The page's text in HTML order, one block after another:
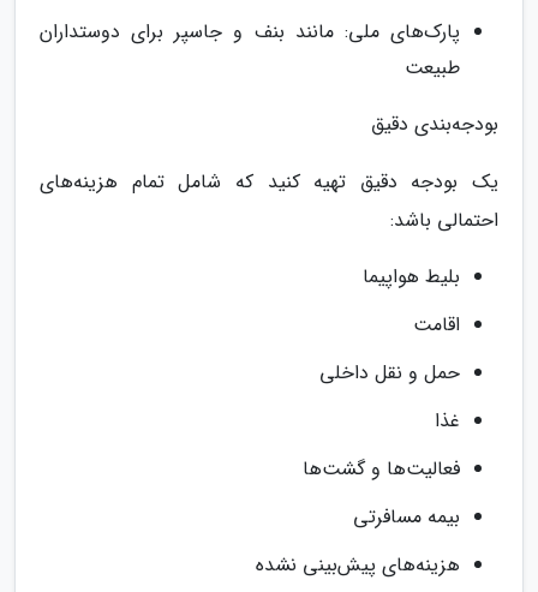
پارک‌های ملی: مانند بنف و جاسپر برای دوستداران
طبیعت
بودجه‌بندی دقیق
یک بودجه دقیق تهیه کنید که شامل تمام هزینه‌های
احتمالی باشد:
بلیط هواپیما
اقامت
حمل و نقل داخلی
غذا
فعالیت‌ها و گشت‌ها
بیمه مسافرتی
هزینه‌های پیش‌بینی نشده